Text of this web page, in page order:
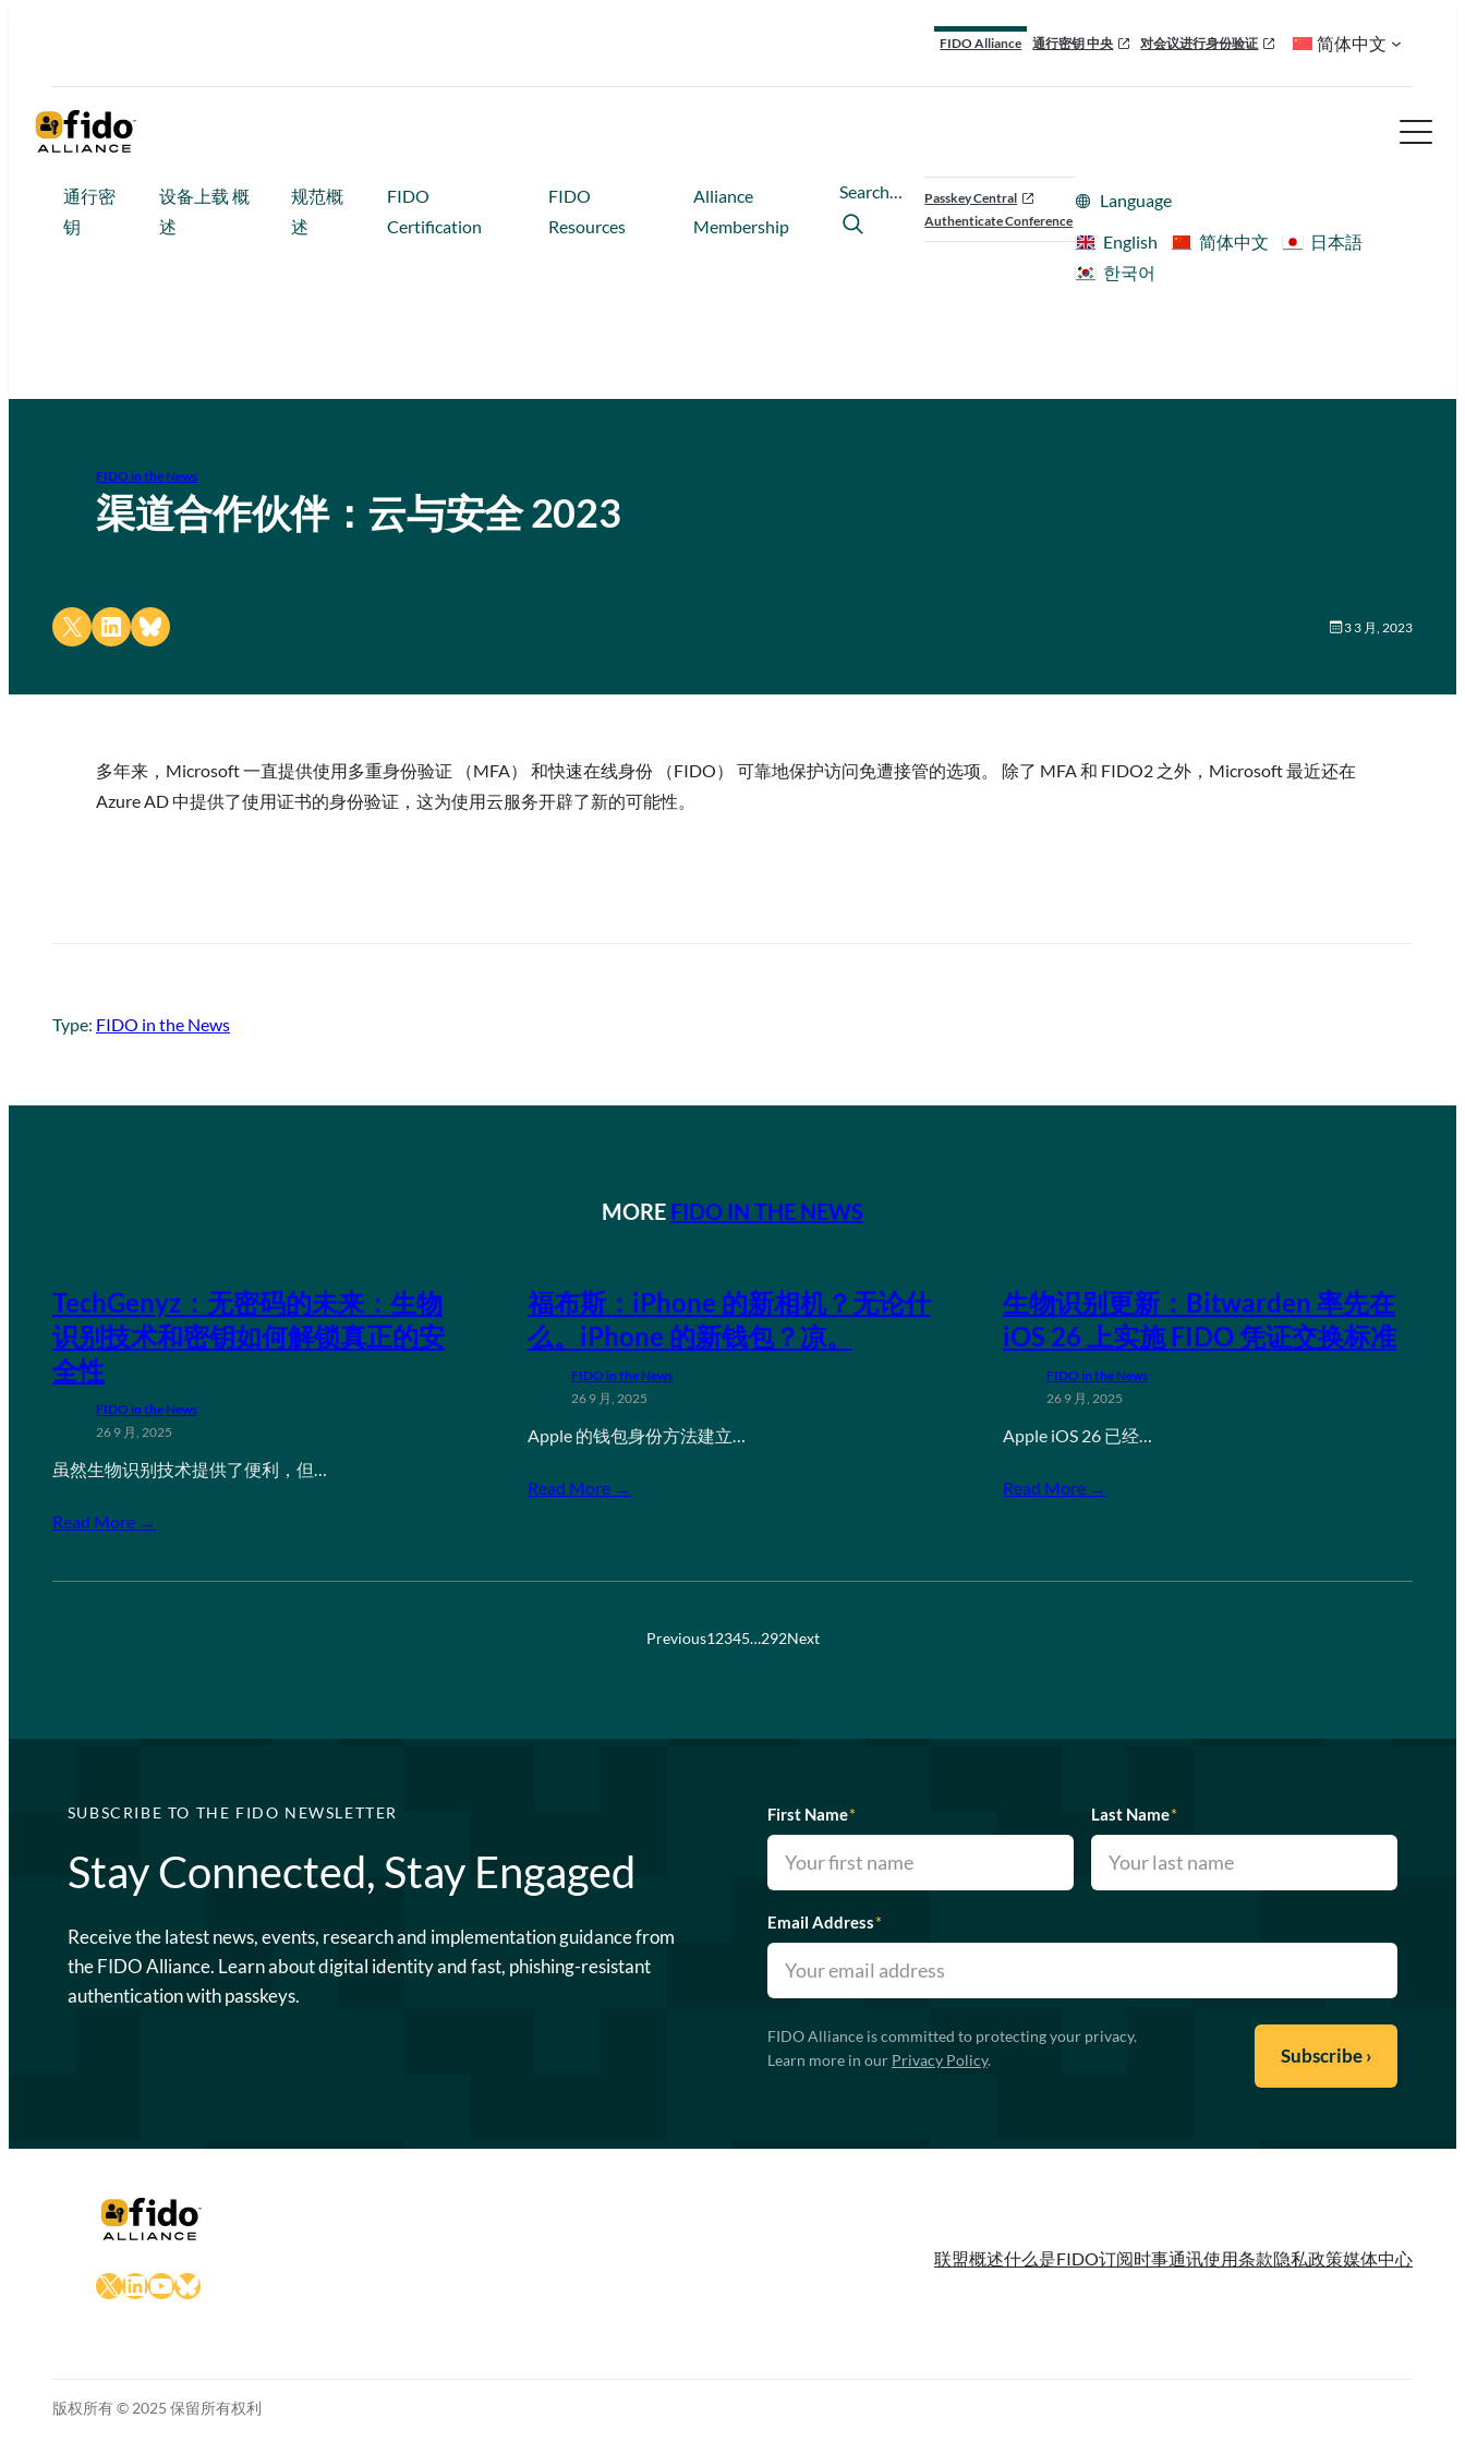
FIDO Alliance 通行密钥 中央 对会议进行身份验证 简体中文
通行密
钥
设备上载 概
述
规范概
述
FIDO
Certification
FIDO
Resources
Alliance
Membership
Search…
Passkey Central
Authenticate Conference
Language
English
简体中文
日本語
한국어
FIDO in the News
渠道合作伙伴：云与安全 2023
Share on X Share on LinkedIn
Share on Bluesky 3 3 月, 2023
多年来，Microsoft 一直提供使用多重身份验证 （MFA） 和快速在线身份 （FIDO） 可靠地保护访问免遭接管的选项。 除了 MFA 和 FIDO2 之外，Microsoft 最近还在
Azure AD 中提供了使用证书的身份验证，这为使用云服务开辟了新的可能性。
Type: FIDO in the News
MORE FIDO IN THE NEWS
TechGenyz：无密码的未来：生物
识别技术和密钥如何解锁真正的安
全性
FIDO in the News
26 9 月, 2025
虽然生物识别技术提供了便利，但…
Read More →
福布斯：iPhone 的新相机？无论什
么。iPhone 的新钱包？凉。
FIDO in the News
26 9 月, 2025
Apple 的钱包身份方法建立…
Read More →
生物识别更新：Bitwarden 率先在
iOS 26 上实施 FIDO 凭证交换标准
FIDO in the News
26 9 月, 2025
Apple iOS 26 已经…
Read More →
Previous12345…292Next
SUBSCRIBE TO THE FIDO NEWSLETTER
Stay Connected, Stay Engaged
Receive the latest news, events, research and implementation guidance from
the FIDO Alliance. Learn about digital identity and fast, phishing-resistant
authentication with passkeys.
First Name* Last Name*
Email Address*
FIDO Alliance is committed to protecting your privacy.
Learn more in our Privacy Policy.
X LinkedIn
YouTube
Bluesky
联盟概述什么是FIDO订阅时事通讯使用条款隐私政策媒体中心
版权所有 © 2025 保留所有权利